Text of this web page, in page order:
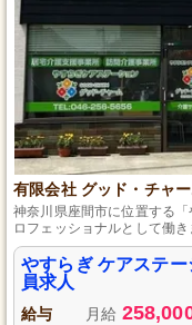
有限会社 グッド・チャ
神奈川県座間市に位置する
ロフェッショナルとして働
サービスを提供し、尊厳の
提供責任者として新たな仲
を持つ方、訪問介護サービ
したキャリアを築きながら
やすらぎ ケアステ
員求人
給与 月給